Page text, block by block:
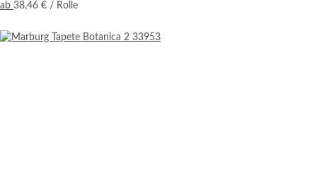
ab 38,46 € / Rolle